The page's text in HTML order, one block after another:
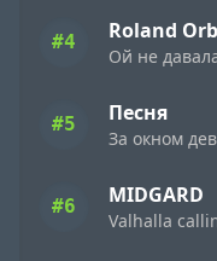
#4
#5 Песня
#6 MIDGARD